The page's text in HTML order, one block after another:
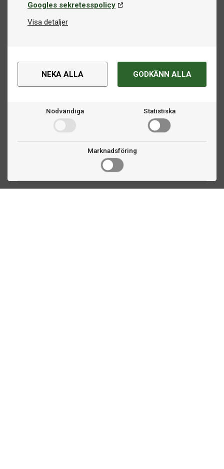
Googles sekretesspolicy
Visa detaljer
NEKA ALLA GODKÄNN ALLA
Nödvändiga Statistiska
Marknadsföring